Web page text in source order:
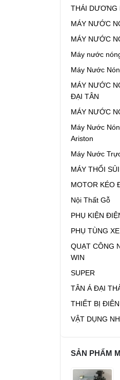
THÁI DƯƠNG
MÁY NƯỚC
MÁY NƯỚC
Máy nước
Máy Nước
MÁY NƯỚC
ĐẠI TÂN
MÁY NƯỚC
Máy Nước
Ariston
Máy Nước
MÁY THỔI
MOTOR KÉO
Nội Thất Gỗ
PHỤ KIỆN
PHỤ TÙNG
QUẠT CÔNG
WIN
SUPER
TÂN Á ĐẠI
THIẾT BỊ
VẬT DỤNG
SẢN PHẨM